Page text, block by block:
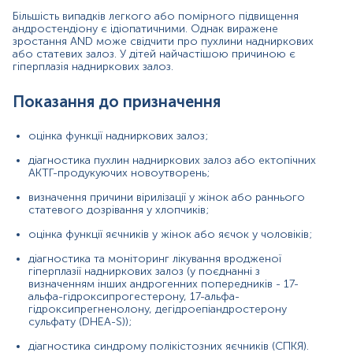
Причини підвищення рівня
андрогенсекретуючі пухлини надниркових залоз;
вроджена гіперплазія надниркових залоз;
синдром Кушинга;
синдром полікістозних яєчників (СПКЯ);
пухлини яєчників або яєчок.
Причини зниження рівня
первинна надниркова недостатність;
гіпогонадизм;
менопауза.
Застосування
- аналіз андроендогенного статусу;
Більшість випадків легкого або помірного підвищення
андростендіону є ідіопатичними. Однак виражене
зростання AND може свідчити про пухлини надниркових
або статевих залоз. У дітей найчастішою причиною є
гіперплазія надниркових залоз.
Показання до призначення
оцінка функції надниркових залоз;
діагностика пухлин надниркових залоз або ектопічних
АКТГ-продукуючих новоутворень;
визначення причини вірилізації у жінок або раннього
статевого дозрівання у хлопчиків;
оцінка функції яєчників у жінок або яєчок у чоловіків;
діагностика та моніторинг лікування вродженої
гіперплазії надниркових залоз (у поєднанні з
визначенням інших андрогенних попередників - 17-
альфа-гідроксипрогестерону, 17-альфа-
гідроксипрегненолону, дегідроепіандростерону
сульфату (DHEA-S));
діагностика синдрому полікістозних яєчників (СПКЯ).